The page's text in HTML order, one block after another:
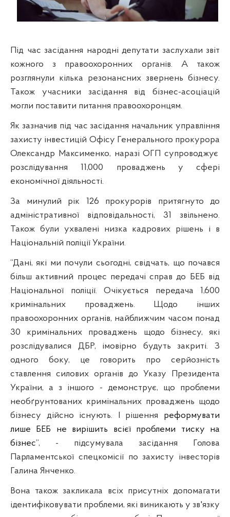
Під час засідання народні депутати заслухали звіт
кожного з правоохоронних органів. А також
розглянули кілька резонансних звернень бізнесу.
Також учасники засідання від бізнес-асоціацій
могли поставити питання правоохоронцям.
Як зазначив під час засідання начальник управління
захисту інвестицій Офісу Генерального прокурора
Олександр Максименко, наразі ОГП супроводжує
розслідування 11,000 проваджень у сфері
економічної діяльності.
За минулий рік 126 прокурорів притягнуто до
адміністративної відповідальності, 31 звільнено.
Також були ухвалені низка кадрових рішень і в
Національній поліції України.
“Дані, які ми почули сьогодні, свідчать, що почався
більш активний процес передачі справ до БЕБ від
Національної поліції. Очікується передача 1,600
кримінальних проваджень. Щодо інших
правоохоронних органів, найближчим часом понад
30 кримінальних проваджень щодо бізнесу, які
розслідувалися ДБР, імовірно будуть закриті. З
одного боку, це говорить про серйозність
ставлення силових органів до Указу Президента
України, а з іншого - демонструє, що проблеми
необґрунтованих кримінальних проваджень щодо
бізнесу дійсно існують. І рішення реформувати
лише БЕБ не вирішить всієї проблеми тиску на
бізнес”, - підсумувала засідання Голова
Парламентської спецкомісії по захисту інвесторів
Галина Янченко.
Вона також закликала всіх присутніх допомагати
ідентифіковувати проблеми, які виникають у зв'язку